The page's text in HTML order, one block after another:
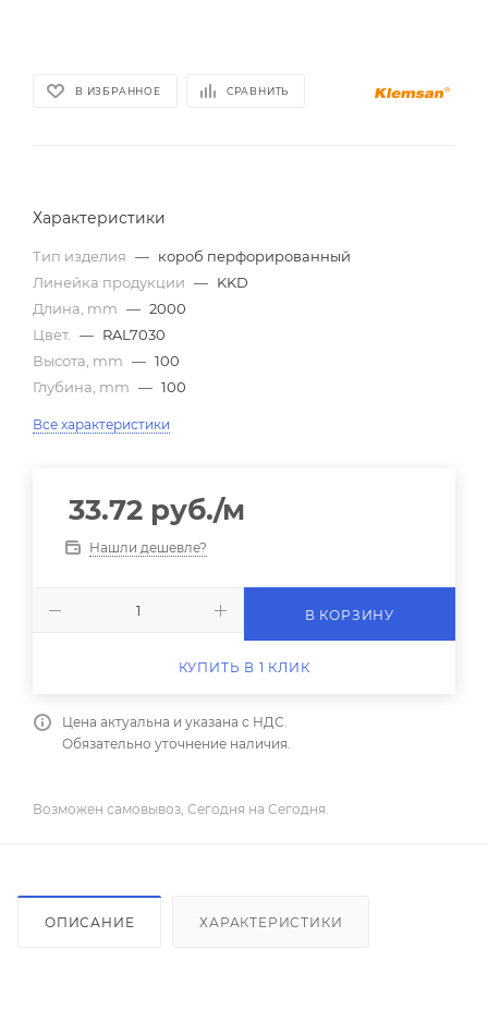
В ИЗБРАННОЕ СРАВНИТЬ
Характеристики
Тип изделия — короб перфорированный
Линейка продукции — KKD
Длина, mm — 2000
Цвет.
— RAL7030
Высота, mm — 100
Глубина, mm — 100
Все характеристики
33.72 руб./м
Нашли дешевле?
В КОРЗИНУ
КУПИТЬ В 1 КЛИК
Цена актуальна и указана с НДС.
Обязательно уточнение наличия.
Возможен самовывоз, Сегодня на Сегодня.
ОПИСАНИЕ ХАРАКТЕРИСТИКИ